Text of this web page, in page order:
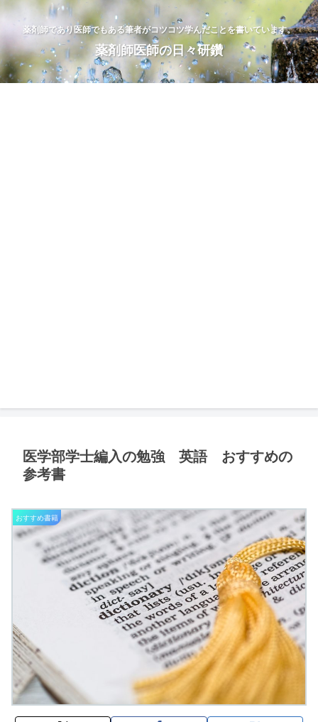
薬剤師であり医師でもある筆者がコツコツ学んだことを書いています。
薬剤師医師の日々研鑽
医学部学士編入の勉強 英語 おすすめの
参考書
おすすめ書籍